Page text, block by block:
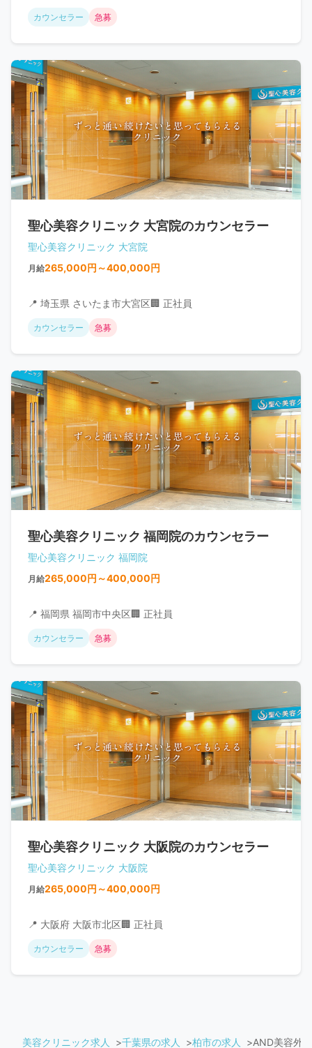
カウンセラー 急募
聖心美容クリニック 大宮院のカウンセラー
聖心美容クリニック 大宮院
月給265,000円～400,000円
📍 埼玉県 さいたま市大宮区🏢 正社員
カウンセラー 急募
聖心美容クリニック 福岡院のカウンセラー
聖心美容クリニック 福岡院
月給265,000円～400,000円
📍 福岡県 福岡市中央区🏢 正社員
カウンセラー 急募
聖心美容クリニック 大阪院のカウンセラー
聖心美容クリニック 大阪院
月給265,000円～400,000円
📍 大阪府 大阪市北区🏢 正社員
カウンセラー 急募
美容クリニック求人 千葉県の求人 柏市の求人 AND美容外